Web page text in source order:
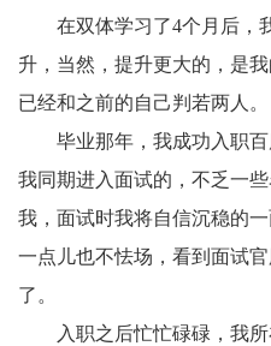
在双体学习了4个月后，
升，当然，提升更大的，是
已经和之前的自己判若两人。
毕业那年，我成功入职
我同期进入面试的，不乏一
我，面试时我将自信沉稳的
一点儿也不怯场，看到面试
了。
入职之后忙忙碌碌，我